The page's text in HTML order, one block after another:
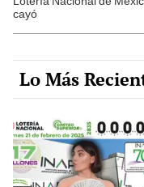
cayó
Lo Más